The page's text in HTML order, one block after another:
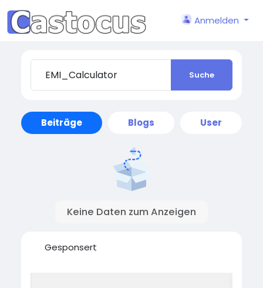
Anmelden
Suche
Beiträge Blogs User
Keine Daten zum Anzeigen
Gesponsert